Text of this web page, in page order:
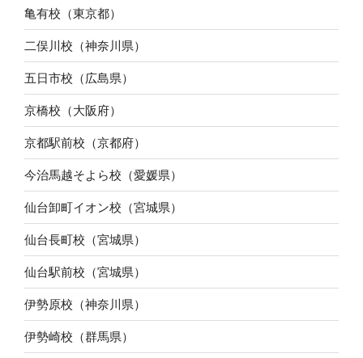
亀有校（東京都）
二俣川校（神奈川県）
五日市校（広島県）
京橋校（大阪府）
京都駅前校（京都府）
今治馬越そよら校（愛媛県）
仙台卸町イオン校（宮城県）
仙台長町校（宮城県）
仙台駅前校（宮城県）
伊勢原校（神奈川県）
伊勢崎校（群馬県）